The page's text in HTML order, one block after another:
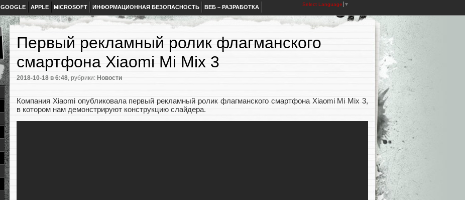
GOOGLE APPLE MICROSOFT ИНФОРМАЦИОННАЯ БЕЗОПАСНОСТЬ ВЕБ – РАЗРАБОТКА Select Language ▼
Первый рекламный ролик флагманского
смартфона Xiaomi Mi Mix 3
2018-10-18 в 6:48, рубрики: Новости
Компания Xiaomi опубликовала первый рекламный ролик флагманского смартфона Xiaomi Mi Mix 3,
в котором нам демонстрируют конструкцию слайдера.